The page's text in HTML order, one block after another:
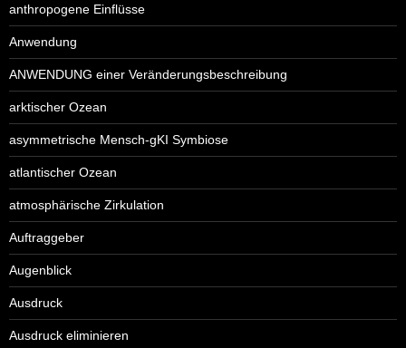
anthropogene Einflüsse
Anwendung
ANWENDUNG einer Veränderungsbeschreibung
arktischer Ozean
asymmetrische Mensch-gKI Symbiose
atlantischer Ozean
atmosphärische Zirkulation
Auftraggeber
Augenblick
Ausdruck
Ausdruck eliminieren